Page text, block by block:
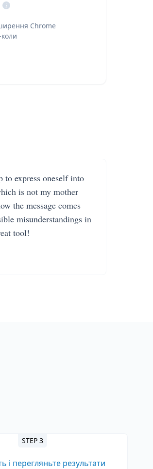
i
Chrome
to express oneself into
is not my mother
the message comes
misunderstandings in
tool!
STEP 3
і перегляньте результати